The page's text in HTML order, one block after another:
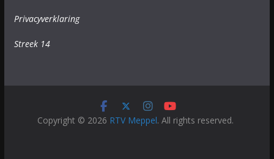
Privacyverklaring
Streek 14
Copyright © 2026 RTV Meppel. All rights reserved.